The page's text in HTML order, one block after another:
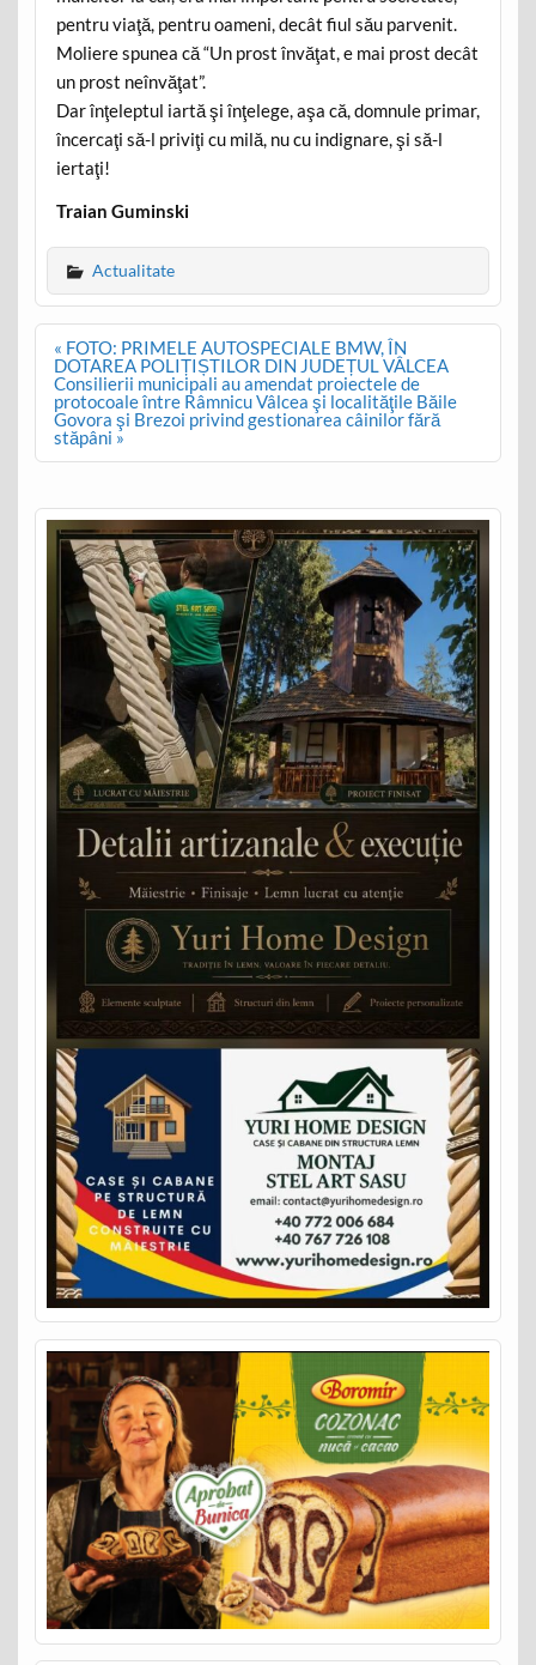
pentru viaţă, pentru oameni, decât fiul său parvenit.
Moliere spunea că “Un prost învăţat, e mai prost decât
un prost neînvăţat”.
Dar înţeleptul iartă şi înţelege, aşa că, domnule primar,
încercaţi să-l priviţi cu milă, nu cu indignare, şi să-l
iertaţi!
Traian Guminski
Actualitate
Post
navigation
« FOTO: PRIMELE AUTOSPECIALE BMW, ÎN
DOTAREA POLIȚIȘTILOR DIN JUDEȚUL VÂLCEA
Consilierii municipali au amendat proiectele de
protocoale între Râmnicu Vâlcea şi localităţile Băile
Govora şi Brezoi privind gestionarea câinilor fără
stăpâni »